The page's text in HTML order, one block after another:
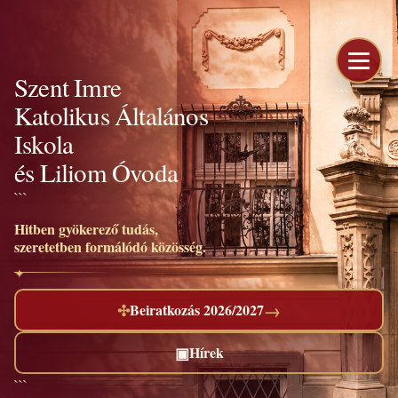
```
```
Szent Imre
Katolikus Általános
Iskola
és Liliom Óvoda
```
Hitben gyökerező tudás,
szeretetben formálódó közösség.
✣Beiratkozás 2026/2027→
▣Hírek
```